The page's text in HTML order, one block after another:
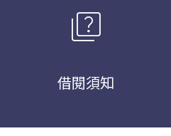
quiz
借閱須知